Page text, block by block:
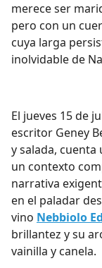
merece ser
pero con un
cuya larga
inolvidable de
El jueves 15 de
escritor Geney
y salada,
un contexto
narrativa
en el paladar
vino Nebbiolo
brillantez y su
vainilla y canela.